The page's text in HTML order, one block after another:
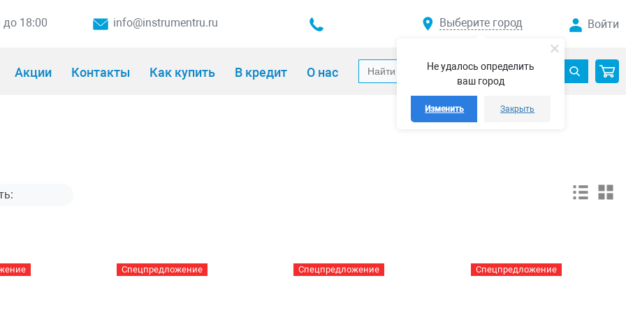
Не удалось определить
ваш город
Изменить Закрыть
до 18:00 info@instrumentru.ru Выберите город Войти
Акции Контакты Как купить В кредит О нас
Спецпредложение Спецпредложение Спецпредложение